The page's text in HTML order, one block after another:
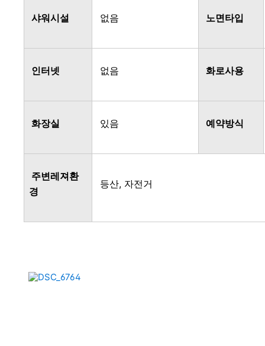
샤워시설 없음 노면타입
인터넷 없음 화로사용
화장실 있음 예약방식
주변레져환
경
등산, 자전거